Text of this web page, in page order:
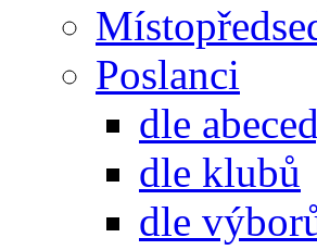
Poslanci
dle
dle klubů
dle